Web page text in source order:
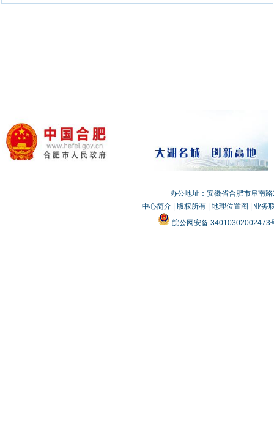
办公地址：安徽省合肥市阜南
中心简介| 版权所有| 地理位置图
业务
皖公网安备 34010302002473